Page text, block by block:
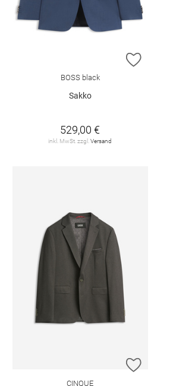
ZUR
BOSS black
Sakko
529,00 €
inkl. MwSt. zzgl.Versand
ZUR
CINQUE